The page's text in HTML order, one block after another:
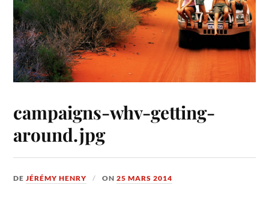
campaigns-whv-getting-
around.jpg
DEJÉRÉMY HENRY ON25 MARS 2014